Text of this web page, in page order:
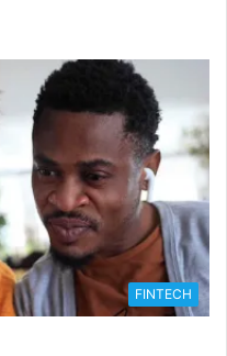
FINTECH